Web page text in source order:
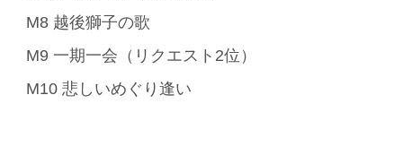
M8 越後獅子の歌
M9 一期一会（リクエスト2位）
M10 悲しいめぐり逢い